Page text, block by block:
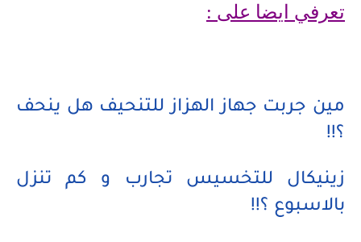
تعرفي ايضا على :
مين جربت جهاز الهزاز للتنحيف هل ينحف
؟!!
زينيكال للتخسيس تجارب و كم تنزل
بالاسبوع ؟!!